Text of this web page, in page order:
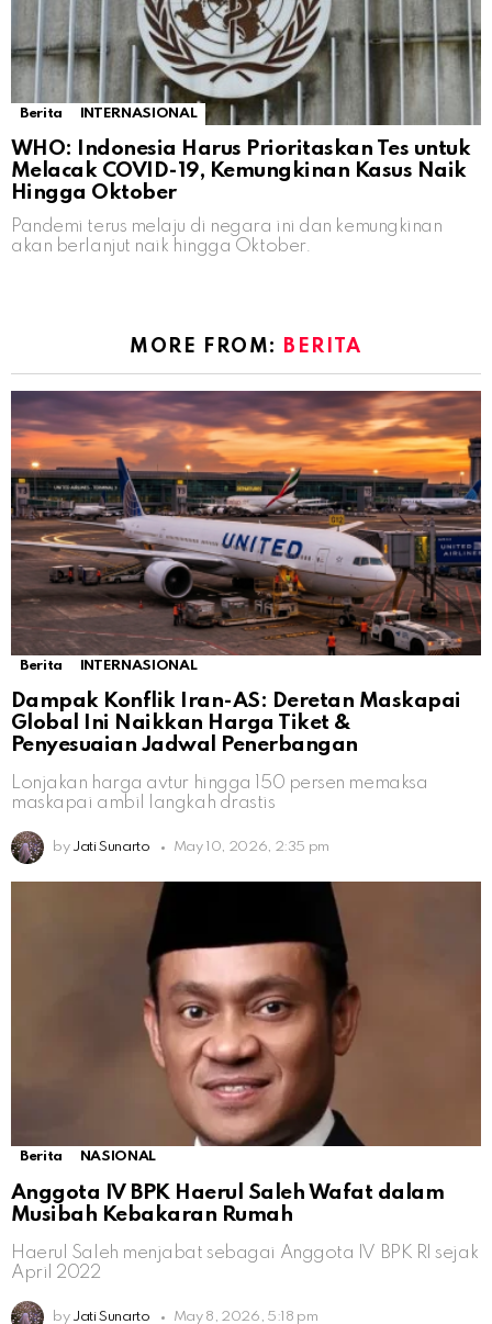
Berita INTERNASIONAL
WHO: Indonesia Harus Prioritaskan Tes untuk
Melacak COVID-19, Kemungkinan Kasus Naik
Hingga Oktober
Pandemi terus melaju di negara ini dan kemungkinan
akan berlanjut naik hingga Oktober.
MORE FROM: BERITA
Berita INTERNASIONAL
Dampak Konflik Iran-AS: Deretan Maskapai
Global Ini Naikkan Harga Tiket &
Penyesuaian Jadwal Penerbangan
Lonjakan harga avtur hingga 150 persen memaksa
maskapai ambil langkah drastis
by Jati Sunarto May 10, 2026, 2:35 pm
Berita NASIONAL
Anggota IV BPK Haerul Saleh Wafat dalam
Musibah Kebakaran Rumah
Haerul Saleh menjabat sebagai Anggota IV BPK RI sejak
April 2022
by Jati Sunarto May 8, 2026, 5:18 pm